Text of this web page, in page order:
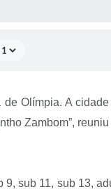
Olímpia. A
Zambom”,
sub 11, sub 13,